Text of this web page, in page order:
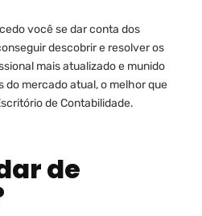
você se dar conta dos
descobrir e resolver os
mais atualizado e munido
do mercado atual, o melhor que
de Contabilidade.
de